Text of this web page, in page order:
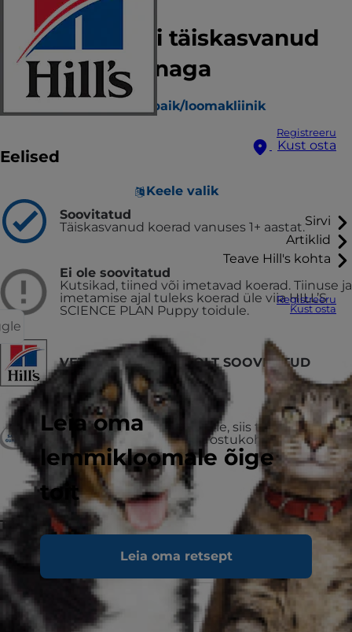
Registreeru
Kust osta
Keele valik
Sirvi
Artiklid
Teave Hill's kohta
Registreeru
Kust osta
Leia oma
lemmikloomale õige
toit
Leia oma retsept
Hill’s Science Plan
Performance’i täiskasvanud
koerte toit kanaga
Leia varjupaik/loomakliinik
Eelised
Soovitatud
Täiskasvanud koerad vanuses 1+ aastat.
Ei ole soovitatud
Kutsikad, tiined või imetavad koerad. Tiinuse ja
imetamise ajal tuleks koerad üle viia HILL’S
SCIENCE PLAN Puppy toidule.
VETERINAARIDE POOLT SOOVITATUD
VÕI RAHA TAGASI
Kui sa ei jää tootega rahule, siis tagasta
kasutamata jäänud toit ostukohta ning saad
raha tagasi.
Toidutüüp Kuivtoit
Maitse kanaga
Pakendi suurus